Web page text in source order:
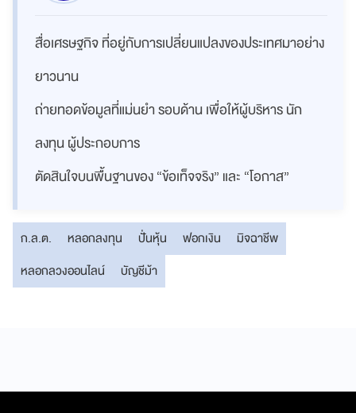
สื่อเศรษฐกิจ ที่อยู่กับการเปลี่ยนแปลงของประเทศมาอย่าง
ยาวนาน
ถ่ายทอดข้อมูลที่แม่นยำ รอบด้าน เพื่อให้ผู้บริหาร นัก
ลงทุน ผู้ประกอบการ
ตัดสินใจบนพื้นฐานของ “ข้อเท็จจริง” และ “โอกาส”
ก.ล.ต. หลอกลงทุน ปั่นหุ้น ฟอกเงิน
มิจฉาชีพ
หลอกลวงออนไลน์
บัญชีม้า